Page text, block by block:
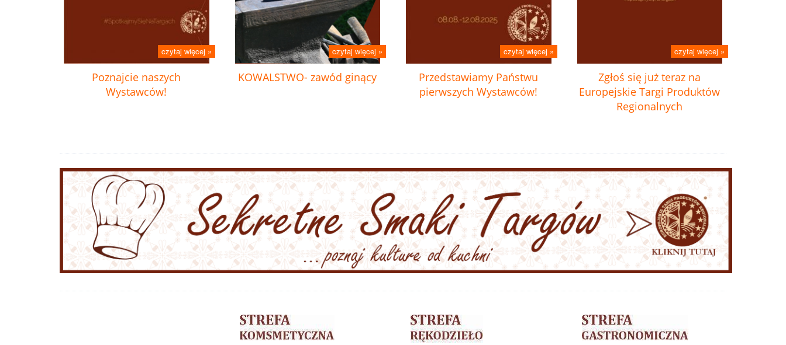
czytaj więcej »
Poznajcie naszych
Wystawców!
czytaj więcej »
KOWALSTWO- zawód ginący
czytaj więcej »
Przedstawiamy Państwu
pierwszych Wystawców!
czytaj więcej »
Zgłoś się już teraz na
Europejskie Targi Produktów
Regionalnych